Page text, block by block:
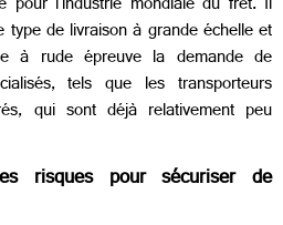
type de livraison à grande échelle et
à rude épreuve la demande de
tels que les transporteurs
qui sont déjà relativement peu
risques pour sécuriser de